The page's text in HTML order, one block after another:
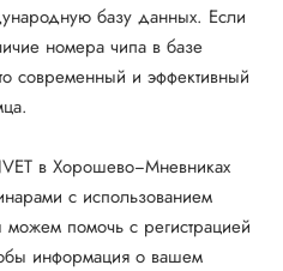
базу данных. Если
номера чипа в базе
современный и эффективный
в Хорошево−Мневниках
с использованием
помочь с регистрацией
информация о вашем